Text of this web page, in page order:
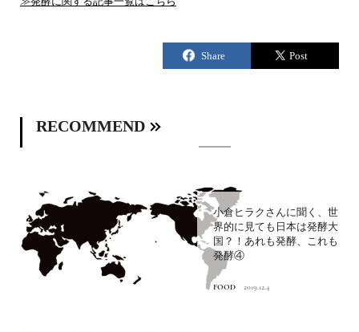
RECOMMEND
小倉ヒラクさんに聞く、世
界的に見ても日本は発酵大
国？！あれも発酵、これも
発酵④
FOOD 2019.12.4